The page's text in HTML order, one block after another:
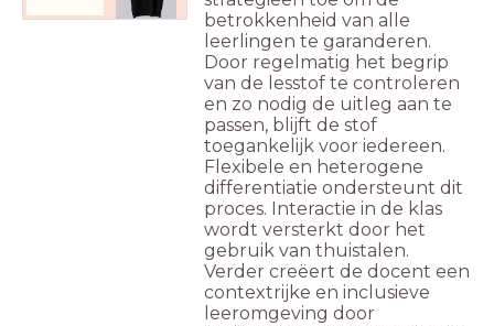
betrokkenheid van alle
leerlingen te garanderen.
Door regelmatig het begrip
van de lesstof te controleren
en zo nodig de uitleg aan te
passen, blijft de stof
toegankelijk voor iedereen.
Flexibele en heterogene
differentiatie ondersteunt dit
proces. Interactie in de klas
wordt versterkt door het
gebruik van thuistalen.
Verder creëert de docent een
contextrijke en inclusieve
leeromgeving door